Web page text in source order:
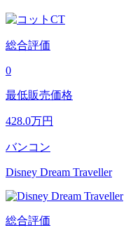
総合評価
0
最低販売価格
428.0万円
バンコン
Disney Dream Traveller
総合評価